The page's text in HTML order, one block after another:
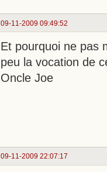
09-11-2009 09:49:52
Et pourquoi ne pas
peu la vocation de
Oncle Joe
09-11-2009 22:07:17